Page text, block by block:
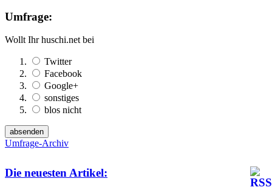
Umfrage:
Wollt Ihr huschi.net bei
Twitter
Facebook
Google+
sonstiges
blos nicht
Umfrage-Archiv
Die neuesten Artikel: